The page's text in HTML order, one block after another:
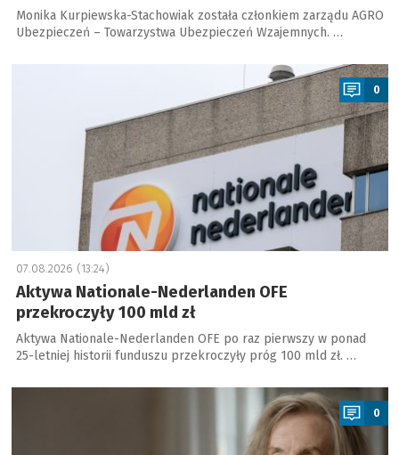
Monika Kurpiewska-Stachowiak została członkiem zarządu AGRO
Ubezpieczeń – Towarzystwa Ubezpieczeń Wzajemnych. …
0
07.08.2026 (13:24)
Aktywa Nationale-Nederlanden OFE
przekroczyły 100 mld zł
Aktywa Nationale-Nederlanden OFE po raz pierwszy w ponad
25-letniej historii funduszu przekroczyły próg 100 mld zł. …
a
0